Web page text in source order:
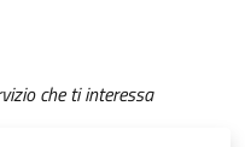
che ti interessa